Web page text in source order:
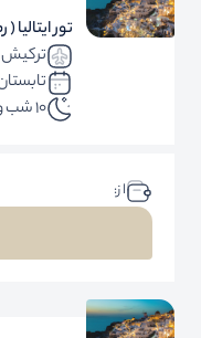
تور ایتالیا
ترکیش
تابستان
10 شب و 11 روز
ا ز: